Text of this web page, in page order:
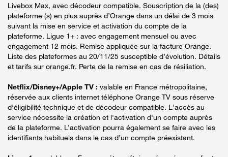
Livebox Max, avec décodeur compatible. Souscription de la (des)
plateforme (s) en plus auprès d’Orange dans un délai de 3 mois
suivant la mise en service et activation du compte de la
plateforme. Ligue 1+ : avec engagement mensuel ou avec
engagement 12 mois. Remise appliquée sur la facture Orange.
Liste des plateformes au 20/11/25 susceptible d’évolution. Détails
et tarifs sur orange.fr. Perte de la remise en cas de résiliation.
Netflix/Disney+/Apple TV : valable en France métropolitaine,
réservée aux clients internet téléphone Orange TV sous réserve
d’éligibilité technique et de décodeur compatible. L'accès au
service nécessite la création et l'activation d'un compte auprès
de la plateforme. L’activation pourra également se faire avec les
identifiants habituels dans le cas d’un compte préexistant.